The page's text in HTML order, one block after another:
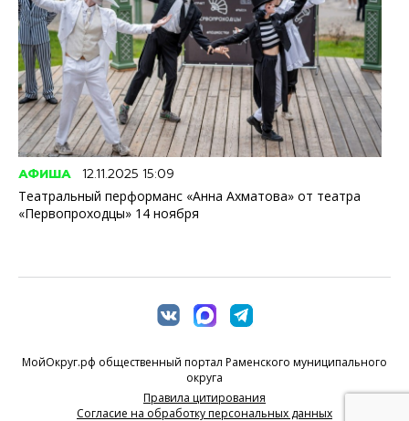
АФИША 12.11.2025 15:09
Театральный перформанс «Анна Ахматова» от театра
«Первопроходцы» 14 ноября
МойОкруг.рф общественный портал Раменского муниципального
округа
Правила цитирования
Согласие на обработку персональных данных